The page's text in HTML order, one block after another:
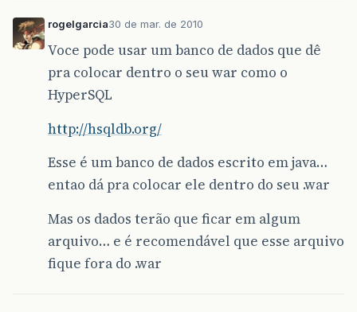
rogelgarcia30 de mar. de 2010
Voce pode usar um banco de dados que dê
pra colocar dentro o seu war como o
HyperSQL
http://hsqldb.org/
Esse é um banco de dados escrito em java…
entao dá pra colocar ele dentro do seu .war
Mas os dados terão que ficar em algum
arquivo… e é recomendável que esse arquivo
fique fora do .war